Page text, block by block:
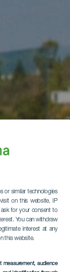
or similar technologies
on this website, IP
for your consent to
You can withdraw
interest at any
this website.
measurement, audience